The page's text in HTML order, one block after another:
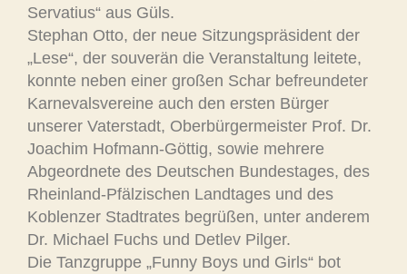
Servatius“ aus Güls.
Stephan Otto, der neue Sitzungspräsident der
„Lese“, der souverän die Veranstaltung leitete,
konnte neben einer großen Schar befreundeter
Karnevalsvereine auch den ersten Bürger
unserer Vaterstadt, Oberbürgermeister Prof. Dr.
Joachim Hofmann-Göttig, sowie mehrere
Abgeordnete des Deutschen Bundestages, des
Rheinland-Pfälzischen Landtages und des
Koblenzer Stadtrates begrüßen, unter anderem
Dr. Michael Fuchs und Detlev Pilger.
Die Tanzgruppe „Funny Boys und Girls“ bot